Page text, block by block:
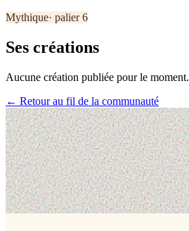
Mythique· palier6
Ses créations
Aucune création publiée pour le moment.
← Retour au fil de la communauté